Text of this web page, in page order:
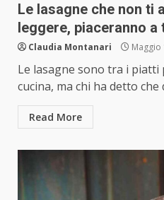
Le lasagne che non ti
leggere, piaceranno a
Claudia Montanari Maggio
Le lasagne sono tra i
cucina, ma chi ha detto che
Read More